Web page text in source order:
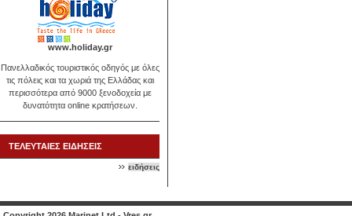
www.holiday.gr
Πανελλαδικός τουριστικός οδηγός με όλες
τις πόλεις και τα χωριά της Ελλάδας και
περισσότερα από 9000 ξενοδοχεία με
δυνατότητα online κρατήσεων.
ΤΕΛΕΥΤΑΙΕΣ ΕΙΔΗΣΕΙΣ
ειδήσεις